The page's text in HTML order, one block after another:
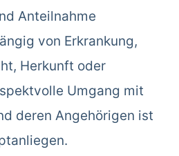
Anteilnahme
von Erkrankung,
Herkunft oder
Umgang mit
deren Angehörigen ist